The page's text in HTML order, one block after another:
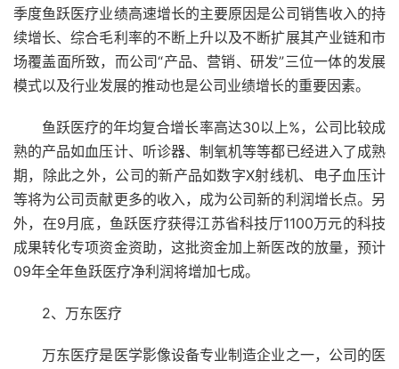
季度鱼跃医疗业绩高速增长的主要原因是公司销售收入的持
续增长、综合毛利率的不断上升以及不断扩展其产业链和市
场覆盖面所致，而公司“产品、营销、研发”三位一体的发展
模式以及行业发展的推动也是公司业绩增长的重要因素。
鱼跃医疗的年均复合增长率高达30以上%，公司比较成
熟的产品如血压计、听诊器、制氧机等等都已经进入了成熟
期，除此之外，公司的新产品如数字X射线机、电子血压计
等将为公司贡献更多的收入，成为公司新的利润增长点。另
外，在9月底，鱼跃医疗获得江苏省科技厅1100万元的科技
成果转化专项资金资助，这批资金加上新医改的放量，预计
09年全年鱼跃医疗净利润将增加七成。
2、万东医疗
万东医疗是医学影像设备专业制造企业之一，公司的医